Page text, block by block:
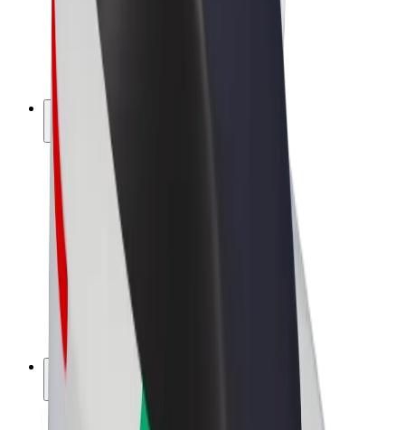
Bolt for Business
Vélos électriques
Bolt Plus
Générez des revenus avec Bolt
Chauffeur
Revenus du chauffeur
Livreur
Revenus du livreur
Commerçants Bolt Food
Entreprise
Rejoignez-nous